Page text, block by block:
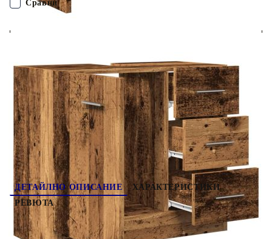
предоставя достатъчно място за съхранение, където да
леснодостъпни.Лесна за поддръжка: Благодарение на гладката
предотвратите преобръщане, този продукт трябва да се
използва с предоставеното устройство за закрепване на
стена.
Наш представител ще се свърже с Вас в рамките на работния ден!
858323 16.930
Оцени продукта
Сравни
ДЕТАЙЛНО ОПИСАНИЕ
ХАРАКТЕРИСТИКИ
РЕВЮТА
Този шкаф за мивка, отличаващ се с просторно